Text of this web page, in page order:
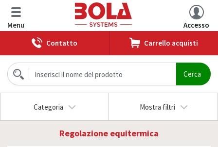
Menu
Accesso
Contatto
Carrello acquisti
Categoria Mostra filtri
Regolazione equitermica